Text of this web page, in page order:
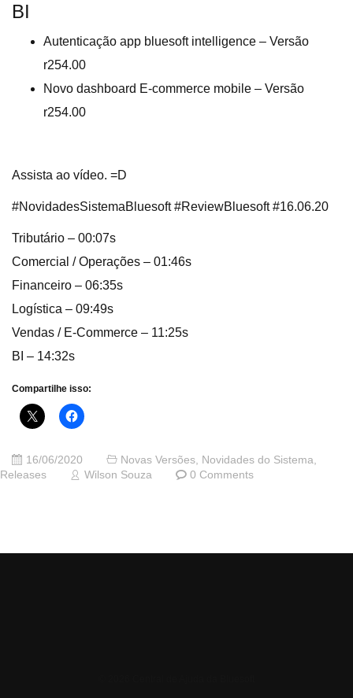
BI
Autenticação app bluesoft intelligence – Versão
r254.00
Novo dashboard E-commerce mobile – Versão
r254.00
Assista ao vídeo. =D
#NovidadesSistemaBluesoft #ReviewBluesoft #16.06.20
Tributário – 00:07s
Comercial / Operações – 01:46s
Financeiro – 06:35s
Logística – 09:49s
Vendas / E-Commerce – 11:25s
BI – 14:32s
Compartilhe isso:
16/06/2020 Novas Versões, Novidades do Sistema,
Releases
Wilson Souza 0 Comments